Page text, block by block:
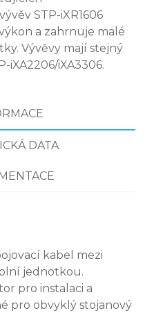
STP-iXR1606
a zahrnuje malé
Vývěvy mají stejný
iXA2206/iXA3306.
DATA
kabel mezi
jednotkou.
pro instalaci a
pro obvyklý stojanový